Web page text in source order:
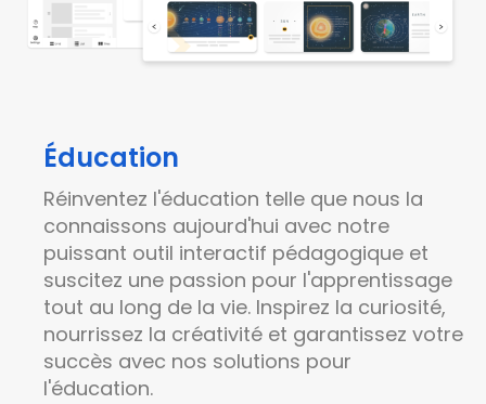
Éducation
Réinventez l'éducation telle que nous la
connaissons aujourd'hui avec notre
puissant outil interactif pédagogique et
suscitez une passion pour l'apprentissage
tout au long de la vie. Inspirez la curiosité,
nourrissez la créativité et garantissez votre
succès avec nos solutions pour
l'éducation.